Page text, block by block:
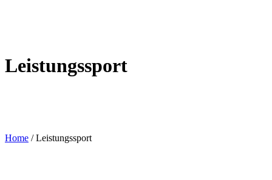
Leistungssport
Home /Leistungssport